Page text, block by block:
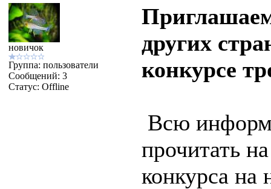
новичок
Группа: пользователи
Сообщений: 3
Статус: Offline
других
конкурсе
Всю
прочитать
конкурса на